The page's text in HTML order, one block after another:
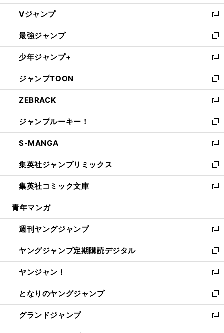
ウ
ィ
ン
ド
ウ
で
開
く
し
い
ウ
ィ
ン
ド
ウ
で
開
く
Vジャンプ
新
し
い
ウ
ィ
ン
ド
ウ
で
開
く
最強ジャンプ
新
し
い
ウ
ィ
ン
ド
ウ
で
開
く
少年ジャンプ+
新
し
い
ウ
ィ
ン
ド
ウ
で
開
く
ジャンプTOON
新
し
い
ウ
ィ
ン
ド
ウ
で
開
く
ZEBRACK
新
し
い
ウ
ィ
ン
ド
ウ
で
開
ジャンプルーキー！
新
し
い
ウ
ィ
ン
ド
ウ
開
く
S-MANGA
新
し
い
ウ
ィ
ン
ウ
で
開
く
集英社ジャンプリミックス
新
し
い
ウ
ン
ド
ウ
で
開
く
集英社コミック文庫
新
し
ウ
ィ
ン
ド
ウ
で
開
く
青年マンガ
週刊ヤングジャンプ
新
し
い
ウ
ィ
ン
ド
ウ
で
開
ヤングジャンプ定期購読デジタル
新
し
い
ウ
ィ
ン
ド
ウ
ヤンジャン！
新
し
い
ウ
ィ
ン
となりのヤングジャンプ
新
し
い
ウ
グランドジャンプ
新
し